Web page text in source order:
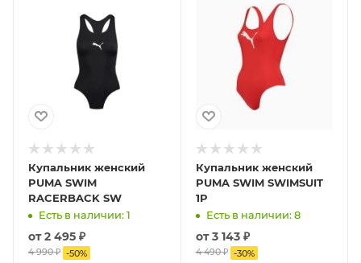
Купальник женский
PUMA SWIM
RACERBACK SW
Есть в наличии: 1
от2 495 ₽
4 990 ₽ -50%
Купальник женский
PUMA SWIM SWIMSUIT
1P
Есть в наличии: 8
от3 143 ₽
4 490 ₽ -30%